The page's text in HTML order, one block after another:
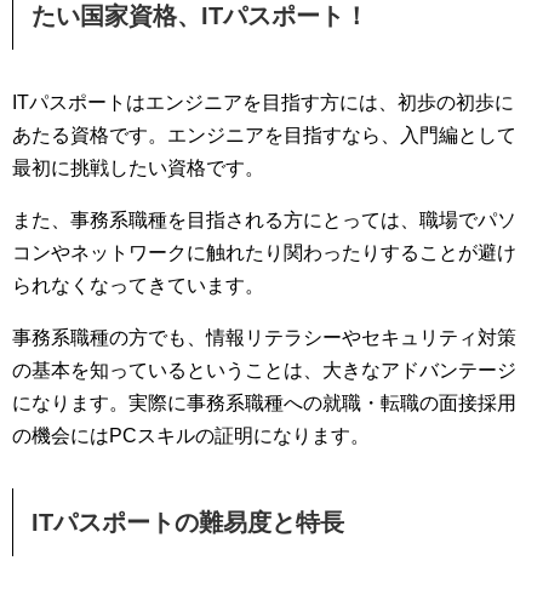
たい国家資格、ITパスポート！
ITパスポートはエンジニアを目指す方には、初歩の初歩に
あたる資格です。エンジニアを目指すなら、入門編として
最初に挑戦したい資格です。
また、事務系職種を目指される方にとっては、職場でパソ
コンやネットワークに触れたり関わったりすることが避け
られなくなってきています。
事務系職種の方でも、情報リテラシーやセキュリティ対策
の基本を知っているということは、大きなアドバンテージ
になります。実際に事務系職種への就職・転職の面接採用
の機会にはPCスキルの証明になります。
ITパスポートの難易度と特長